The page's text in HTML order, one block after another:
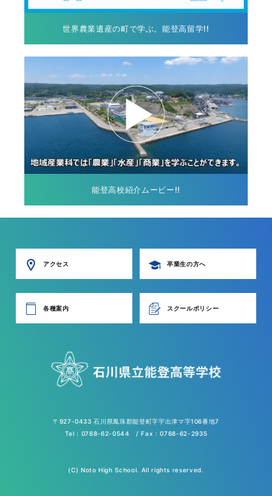
世界農業遺産の町で学ぶ。能登高留学!!
能登高校紹介ムービー!!
アクセス 卒業生の方へ
各種案内 スクールポリシー
〒927-0433 石川県鳳珠郡能登町字宇出津マ字106番地7
Tel : 0768-62-0544 / Fax : 0768-62-2935
(C) Noto High School. All rights reserved.